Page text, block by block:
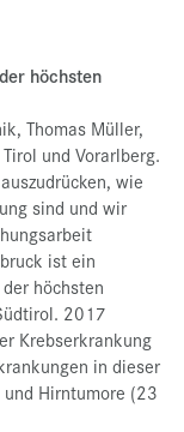
höchsten
Thomas Müller,
und Vorarlberg.
wie
sind und wir
ist ein
höchsten
2017
Krebserkrankung
in dieser
Hirntumore (23